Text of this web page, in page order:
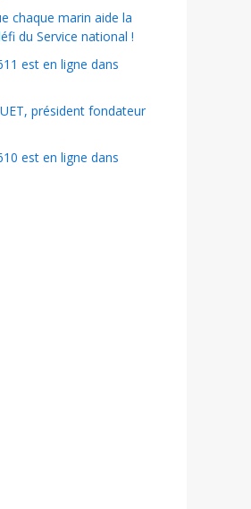
chaque marin aide la
du Service national !
est en ligne dans
président fondateur
est en ligne dans